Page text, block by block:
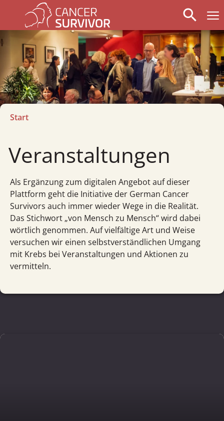
search
Start
Veranstaltungen
Als Ergänzung zum digitalen Angebot auf dieser
Plattform geht die Initiative der German Cancer
Survivors auch immer wieder Wege in die Realität.
Das Stichwort „von Mensch zu Mensch“ wird dabei
wörtlich genommen. Auf vielfältige Art und Weise
versuchen wir einen selbstverständlichen Umgang
mit Krebs bei Veranstaltungen und Aktionen zu
vermitteln.